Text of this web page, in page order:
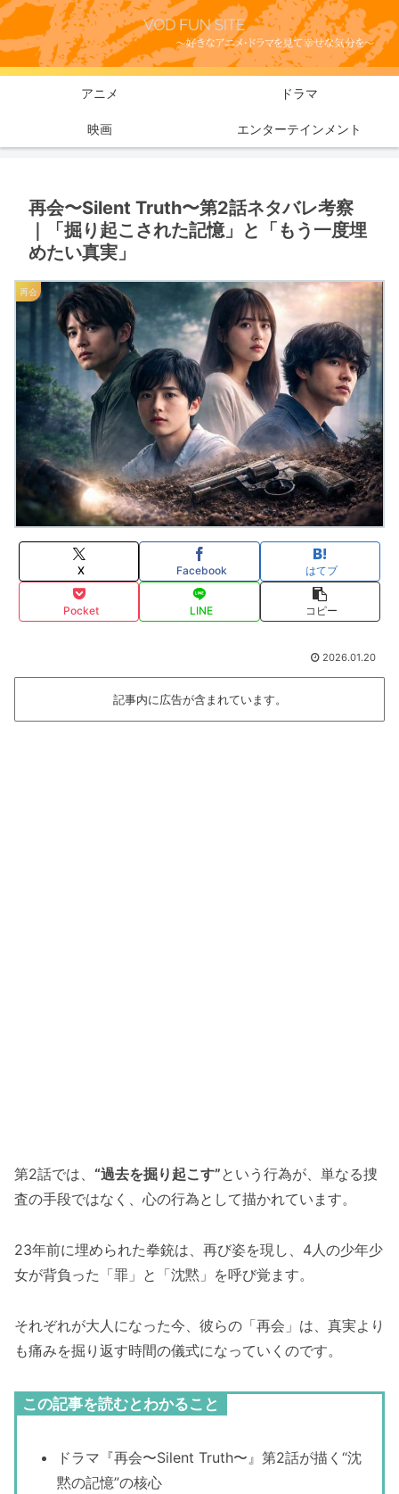
アニメ ドラマ
映画 エンターテインメント
再会〜Silent Truth〜第2話ネタバレ考察
｜「掘り起こされた記憶」と「もう一度埋
めたい真実」
再会
X Facebook はてブ
Pocket LINE コピー
2026.01.20
記事内に広告が含まれています。
第2話では、 “過去を掘り起こす”という行為が、単なる捜
査の手段ではなく、心の行為として描かれています。
23年前に埋められた拳銃は、再び姿を現し、4人の少年少
女が背負った「罪」と「沈黙」を呼び覚ます。
それぞれが大人になった今、彼らの「再会」は、真実より
も痛みを掘り返す時間の儀式になっていくのです。
この記事を読むとわかること
ドラマ『再会〜Silent Truth〜』第2話が描く“沈
黙の記憶”の核心